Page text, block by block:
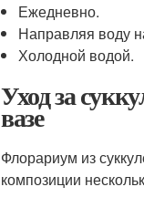
Ежедневно.
Направляя воду
Холодной водой.
Уход за
вазе
Флорариум из
композиции